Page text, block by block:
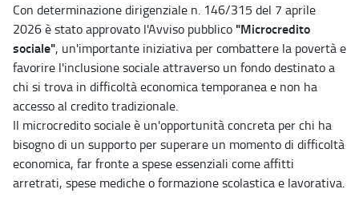
Con determinazione dirigenziale n. 146/315 del 7 aprile
2026 è stato approvato l'Avviso pubblico "Microcredito
sociale", un'importante iniziativa per combattere la povertà e
favorire l'inclusione sociale attraverso un fondo destinato a
chi si trova in difficoltà economica temporanea e non ha
accesso al credito tradizionale.
Il microcredito sociale è un'opportunità concreta per chi ha
bisogno di un supporto per superare un momento di difficoltà
economica, far fronte a spese essenziali come affitti
arretrati, spese mediche o formazione scolastica e lavorativa.